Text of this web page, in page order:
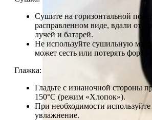
Сушите на горизонтальной
расправленном виде, вдали от
лучей и батарей.
Не используйте сушильную
может сесть или потерять форму.
Глажка:
Гладьте с изнаночной стороны
150°C (режим «Хлопок»).
При необходимости
увлажнение.